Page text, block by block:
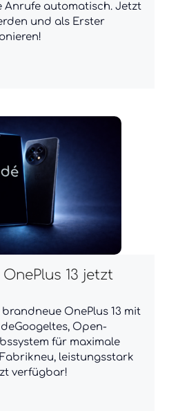
Anrufe automatisch. Jetzt
und als Erster
13 jetzt
OnePlus 13 mit
Open-
für maximale
leistungsstark
verfügbar!